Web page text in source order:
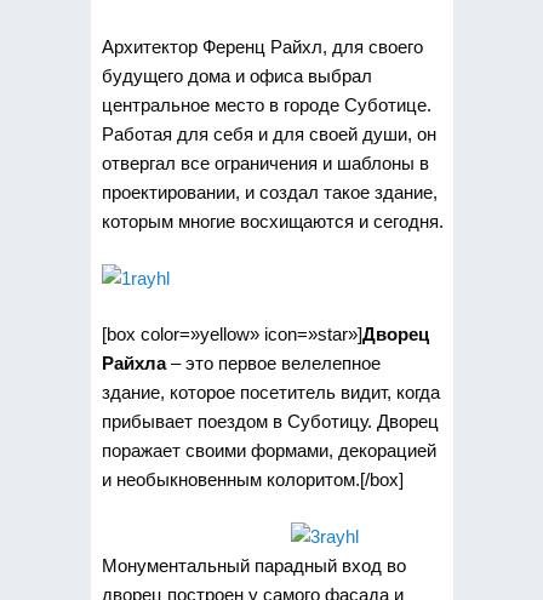
Архитектор Ференц Райхл, для своего
будущего дома и офиса выбрал
центральное место в городе Суботице.
Работая для себя и для своей души, он
отвергал все ограничения и шаблоны в
проектировании, и создал такое здание,
которым многие восхищаются и сегодня.
[box color=»yellow» icon=»star»]Дворец
Райхла– это первое велелепное
здание, которое посетитель видит, когда
прибывает поездом в Суботицу. Дворец
поражает своими формами, декорацией
и необыкновенным колоритом.[/box]
Монументальный парадный вход во
дворец построен у самого фасада и